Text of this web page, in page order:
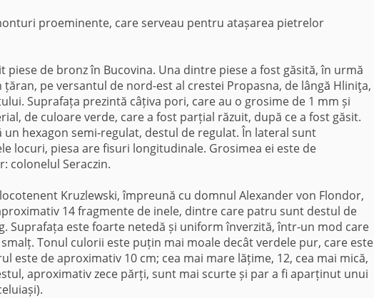
proeminente, care serveau pentru atașarea pietrelor
piese de bronz în Bucovina. Una dintre piese a fost găsită, în urmă
pe versantul de nord-est al crestei Propasna, de lângă Hliniţa,
Suprafața prezintă câțiva pori, care au o grosime de 1 mm și
de culoare verde, care a fost parțial răzuit, după ce a fost găsit.
hexagon semi-regulat, destul de regulat. În lateral sunt
locuri, piesa are fisuri longitudinale. Grosimea ei este de
colonelul Seraczin.
Kruzlewski, împreună cu domnul Alexander von Flondor,
14 fragmente de inele, dintre care patru sunt destul de
Suprafața este foarte netedă și uniform înverzită, într-un mod care
Tonul culorii este puțin mai moale decât verdele pur, care este
este de aproximativ 10 cm; cea mai mare lățime, 12, cea mai mică,
aproximativ zece părți, sunt mai scurte și par a fi aparținut unui